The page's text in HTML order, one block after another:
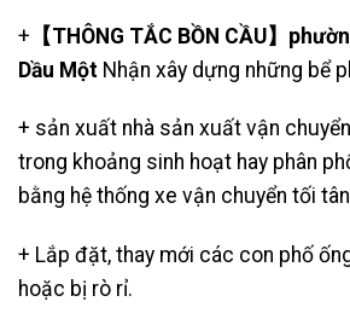
+ 【THÔNG TẮC BỒN CẦU】
Dầu Một Nhận xây dựng những bể
+ sản xuất nhà sản xuất vận
trong khoảng sinh hoạt hay phân
bằng hệ thống xe vận chuyển tối
+ Lắp đặt, thay mới các con phố
hoặc bị rò rỉ.